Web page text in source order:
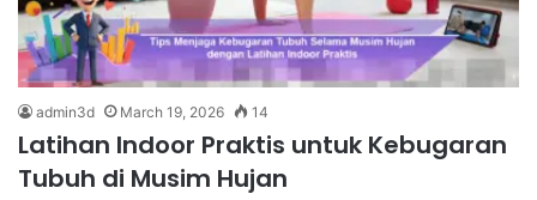
admin3d March 19, 2026 14
Latihan Indoor Praktis untuk Kebugaran
Tubuh di Musim Hujan